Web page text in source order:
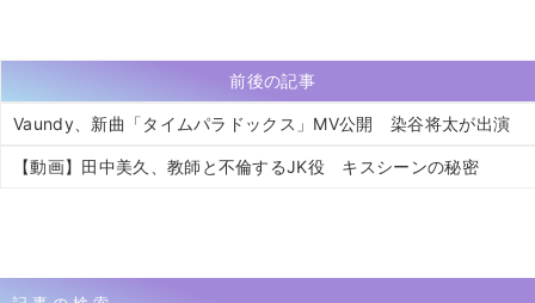
前後の記事
Vaundy、新曲「タイムパラドックス」MV公開 染谷将太が出演
【動画】田中美久、教師と不倫するJK役 キスシーンの秘密